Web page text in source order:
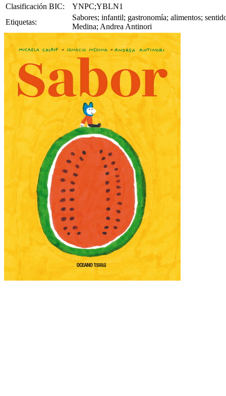
Clasificación BIC:
YNPC;YBLN1
Etiquetas:
Sabores; infantil; gastronomía; alimentos;
Medina; Andrea Antinori